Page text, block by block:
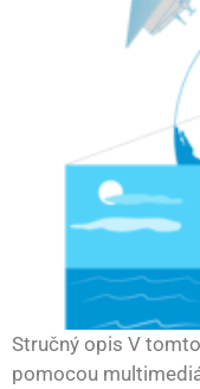
Stručný opis V
pomocou